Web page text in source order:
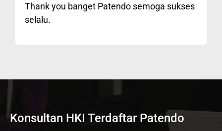
Thank you banget Patendo semoga sukses
selalu.
Konsultan HKI Terdaftar Patendo